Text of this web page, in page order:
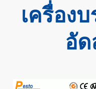
เครื่อง
อั